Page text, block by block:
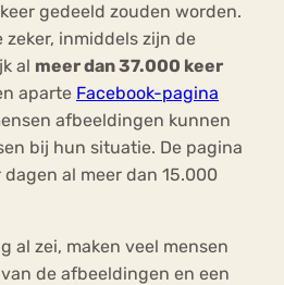
gedeeld zouden worden.
inmiddels zijn de
al meer dan 37.000 keer
aparte Facebook-pagina
afbeeldingen kunnen
bij hun situatie. De pagina
al meer dan 15.000
al zei, maken veel mensen
de afbeeldingen en een